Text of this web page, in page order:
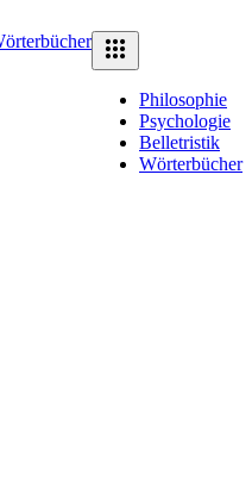
Philosophie
Psychologie
Belletristik
Wörterbücher